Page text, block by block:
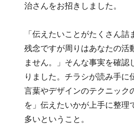
治さんをお招きしました。
「伝えたいことがたくさん詰
残念ですが周りはあなたの活
ません。」そんな事実を確認
りました。チラシが読み手に
言葉やデザインのテクニック
を」伝えたいかが上手に整理
多いということ。